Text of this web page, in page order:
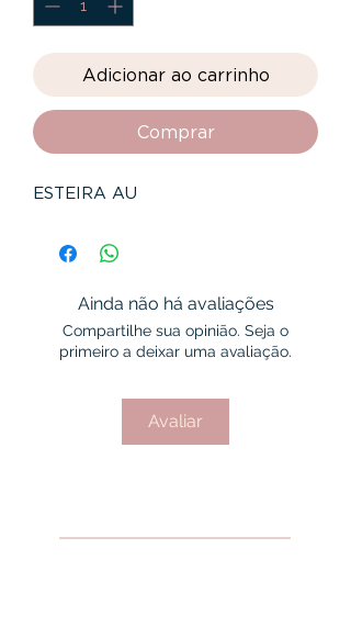
Adicionar ao carrinho
Comprar
ESTEIRA AU
Ainda não há avaliações
Compartilhe sua opinião. Seja o
primeiro a deixar uma avaliação.
Avaliar